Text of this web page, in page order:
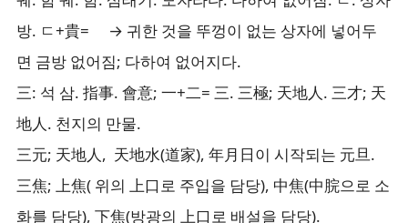
방. ㄷ+貴= → 귀한 것을 뚜껑이 없는 상자에 넣어두
면 금방 없어짐; 다하여 없어지다.
三: 석 삼. 指事. 會意; 一+二= 三. 三極; 天地人. 三才; 天
地人. 천지의 만물.
三元; 天地人, 天地水(道家), 年月日이 시작되는 元旦.
三焦; 上焦( 위의 上口로 주입을 담당), 中焦(中脘으로 소
화를 담당), 下焦(방광의 上口로 배설을 담당).